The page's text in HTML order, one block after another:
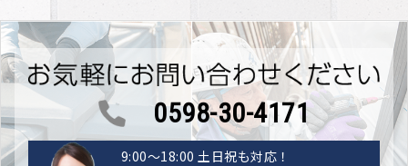
0598-30-4171
9:00〜18:00 土日祝も対応！